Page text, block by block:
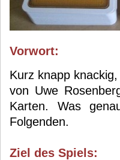
Vorwort:
Kurz knapp
von Uwe
Karten. Was
Folgenden.
Ziel des Spiels: